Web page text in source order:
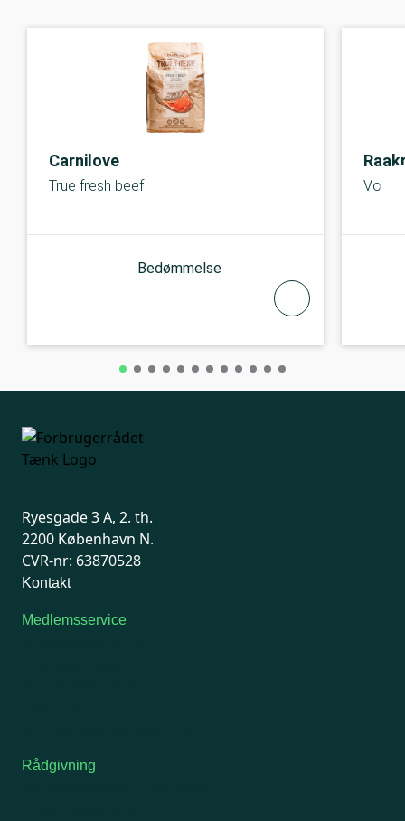
Carnilove
True fresh beef
Bedømmelse
Ryesgade 3 A, 2. th.
2200 København N.
CVR-nr: 63870528
Kontakt
Medlemsservice
Rådgivning